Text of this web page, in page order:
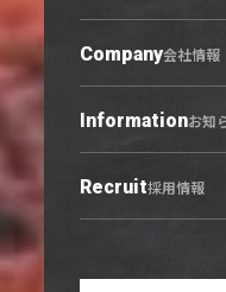
U-Select羽黒
営業日カレンダー
展示車・試乗車
中古車
Company会社情報
会社概要トップ
ご利用にあたって
プライバシーポリシー
Informationお知
お知らせトップ
ニュース
Recruit採用情報